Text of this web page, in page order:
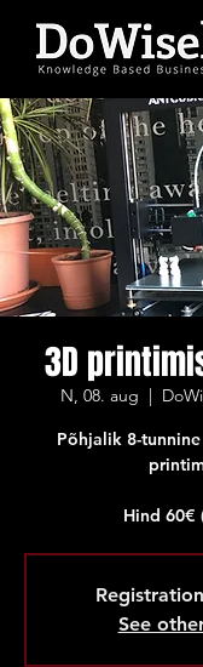
3D
N, 08. aug
  |
Põhjalik 8-
Hind 60€
See